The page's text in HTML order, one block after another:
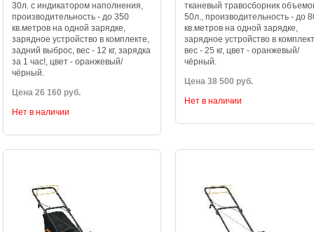
30л. с индикатором наполнения,
производительность - до 350
кв.метров на одной зарядке,
зарядное устройство в комплекте,
задний выброс, вес - 12 кг, зарядка
за 1 час!, цвет - оранжевый/
чёрный.
Цена 26 160 руб.
Нет в наличии
тканевый травосборник
50л., производительность - до
кв.метров на одной зарядке,
зарядное устройство в
вес - 25 кг, цвет - оранжевый/
чёрный.
Цена 38 500 руб.
Нет в наличии